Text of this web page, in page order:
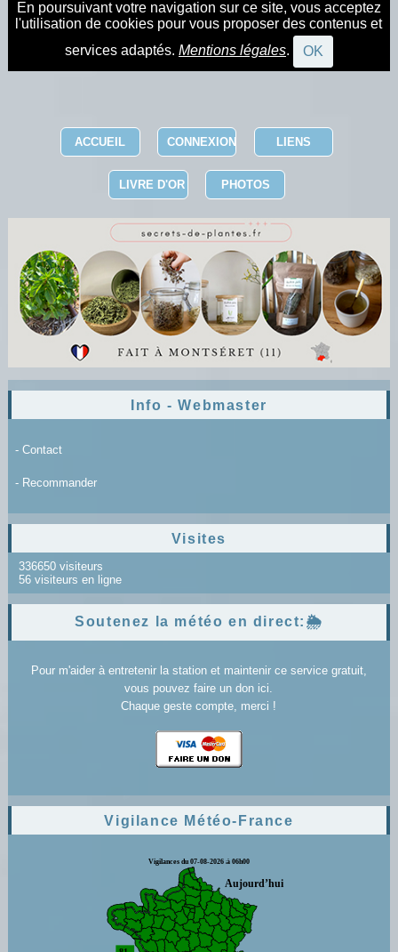
En poursuivant votre navigation sur ce site, vous acceptez
l'utilisation de cookies pour vous proposer des contenus et
services adaptés. Mentions légales. OK
ACCUEIL CONNEXION LIENS
LIVRE D'OR PHOTOS
Info - Webmaster
- Contact
- Recommander
Visites
336650 visiteurs
56 visiteurs en ligne
Soutenez la météo en direct:🌦️
Pour m'aider à entretenir la station et maintenir ce service gratuit,
vous pouvez faire un don ici.
Chaque geste compte, merci !
Vigilance Météo-France